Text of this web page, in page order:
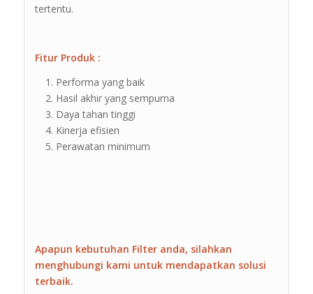
tertentu.
Fitur Produk :
Performa yang baik
Hasil akhir yang sempurna
Daya tahan tinggi
Kinerja efisien
Perawatan minimum
Apapun kebutuhan Filter anda, silahkan
menghubungi kami untuk mendapatkan solusi
terbaik.